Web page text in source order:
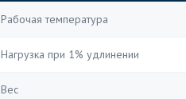
Рабочая температура
Нагрузка при 1% удлинении
Вес